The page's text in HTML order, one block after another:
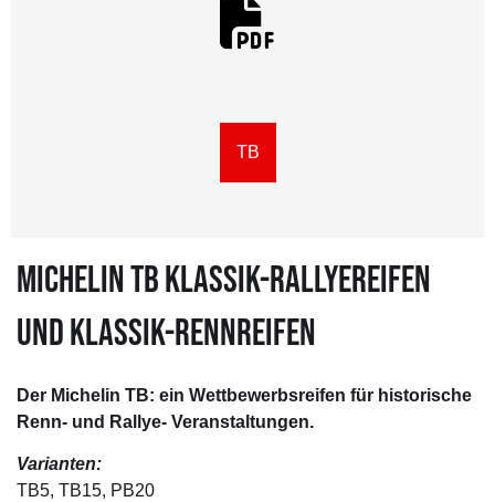
MICHELIN TB KLASSIK-RALLYEREIFEN
UND KLASSIK-RENNREIFEN
Der Michelin TB: ein Wettbewerbsreifen für historische
Renn- und Rallye- Veranstaltungen.
Varianten:
TB5, TB15, PB20
TB